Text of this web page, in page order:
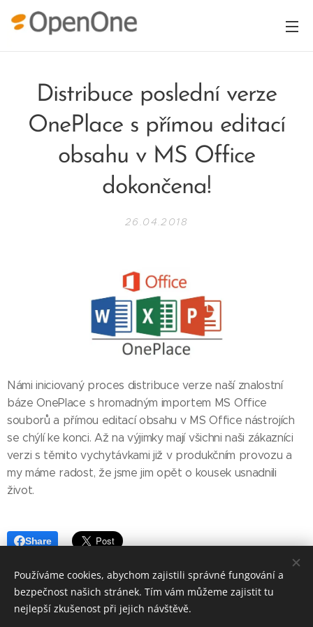
Distribuce poslední verze
OnePlace s přímou editací
obsahu v MS Office
dokončena!
26.04.2018
Námi iniciovaný proces distribuce verze naší znalostní
báze OnePlace s hromadným importem MS Office
souborů a přímou editací obsahu v MS Office nástrojích
se chýlí ke konci. Až na výjimky mají všichni naši zákazníci
verzi s těmito vychytávkami již v produkčním provozu a
my máme radost, že jsme jim opět o kousek usnadnili
život.
Share
ShareFacebook
LinkedIn
EmailTwitter
Používáme cookies, abychom zajistili správné fungování a
bezpečnost našich stránek. Tím vám můžeme zajistit tu
nejlepší zkušenost při jejich návštěvě.